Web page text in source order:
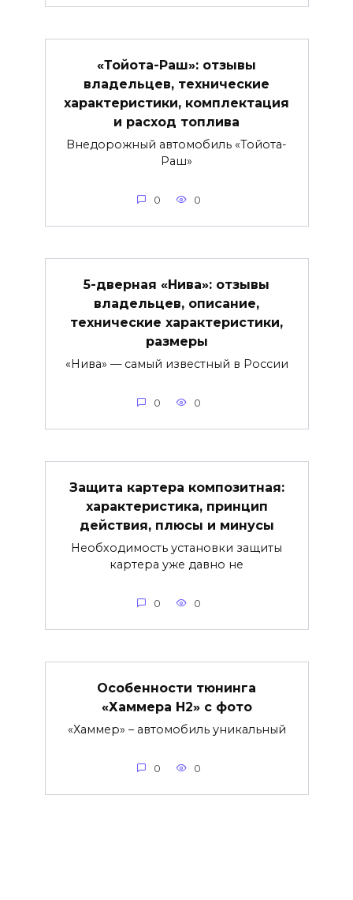
«Тойота-Раш»: отзывы
владельцев, технические
характеристики, комплектация
и расход топлива
Внедорожный автомобиль «Тойота-
Раш»
0 0
5-дверная «Нива»: отзывы
владельцев, описание,
технические характеристики,
размеры
«Нива» — самый известный в России
0 0
Защита картера композитная:
характеристика, принцип
действия, плюсы и минусы
Необходимость установки защиты
картера уже давно не
0 0
Особенности тюнинга
«Хаммера Н2» с фото
«Хаммер» – автомобиль уникальный
0 0